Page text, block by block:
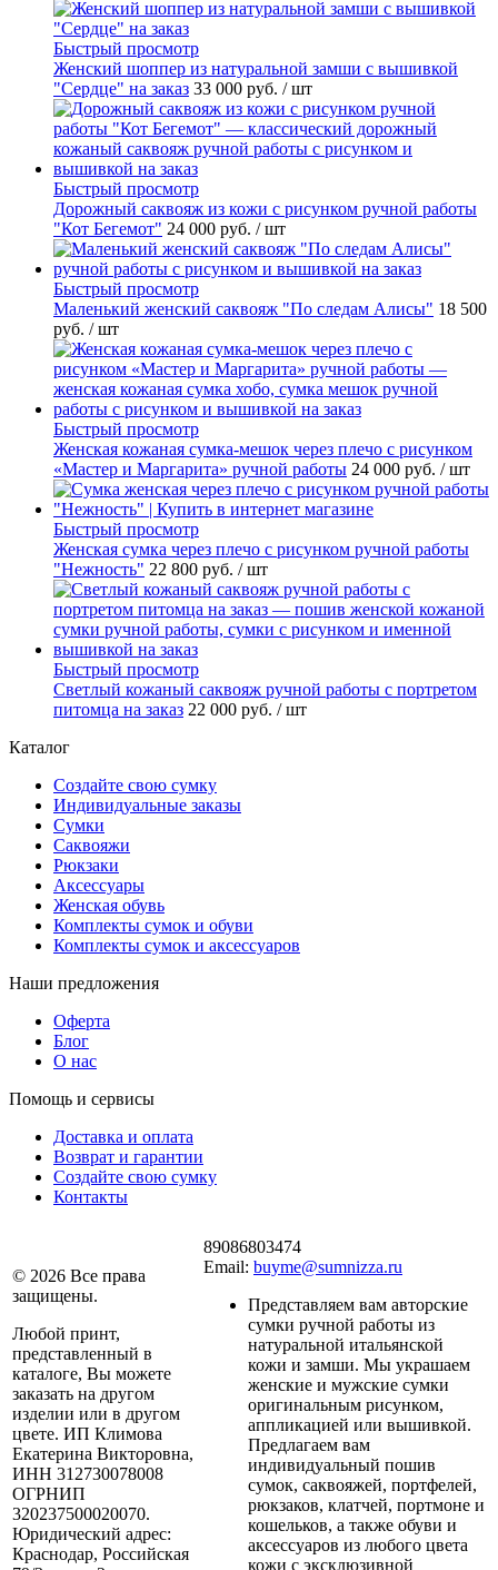
Быстрый просмотр
Женский шоппер из натуральной замши с вышивкой
"Сердце" на заказ 33 000 руб. / шт
Быстрый просмотр
Дорожный саквояж из кожи с рисунком ручной работы
"Кот Бегемот" 24 000 руб. / шт
Быстрый просмотр
Маленький женский саквояж "По следам Алисы" 18 500
руб. / шт
Быстрый просмотр
Женская кожаная сумка-мешок через плечо с рисунком
«Мастер и Маргарита» ручной работы 24 000 руб. / шт
Быстрый просмотр
Женская сумка через плечо с рисунком ручной работы
"Нежность" 22 800 руб. / шт
Быстрый просмотр
Светлый кожаный саквояж ручной работы с портретом
питомца на заказ 22 000 руб. / шт
Каталог
Создайте свою сумку
Индивидуальные заказы
Сумки
Саквояжи
Рюкзаки
Аксессуары
Женская обувь
Комплекты сумок и обуви
Комплекты сумок и аксессуаров
Наши предложения
Оферта
Блог
О нас
Помощь и сервисы
Доставка и оплата
Возврат и гарантии
Создайте свою сумку
Контакты
© 2026 Все права
защищены.
Любой принт,
представленный в
каталоге, Вы можете
заказать на другом
изделии или в другом
цвете. ИП Климова
Екатерина Викторовна,
ИНН 312730078008
ОГРНИП
320237500020070.
Юридический адрес:
Краснодар, Российская
89086803474
Email: buyme@sumnizza.ru
Представляем вам авторские
сумки ручной работы из
натуральной итальянской
кожи и замши. Мы украшаем
женские и мужские сумки
оригинальным рисунком,
аппликацией или вышивкой.
Предлагаем вам
индивидуальный пошив
сумок, саквояжей, портфелей,
рюкзаков, клатчей, портмоне и
кошельков, а также обуви и
аксессуаров из любого цвета
кожи с эксклюзивной